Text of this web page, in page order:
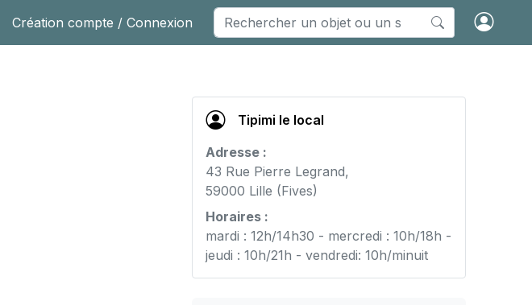
Création compte / Connexion
Tipimi le local
Adresse :
43 Rue Pierre Legrand,
59000 Lille (Fives)
Horaires :
mardi : 12h/14h30 - mercredi : 10h/18h -
jeudi : 10h/21h - vendredi: 10h/minuit